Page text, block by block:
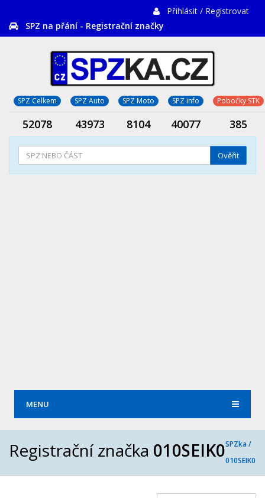
Přihlásit / Registrovat
SPZ na přání - Registrační značky
SPZ Celkem SPZ Auto SPZ Moto SPZ info Pobočky STK
52078 43973 8104 40077 385
Ověřit
MENU
Registrační značka 010SEIK0SPZka /
010SEIK0